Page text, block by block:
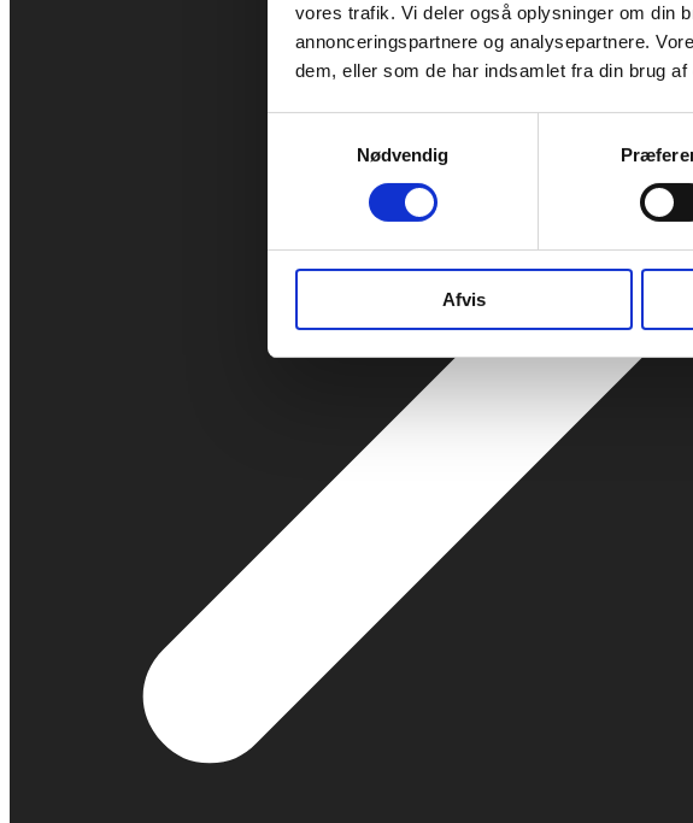
vores trafik. Vi deler også oplysninger om din
annonceringspartnere og analysepartnere.
dem, eller som de har indsamlet fra din brug af
Nødvendig
Afvis